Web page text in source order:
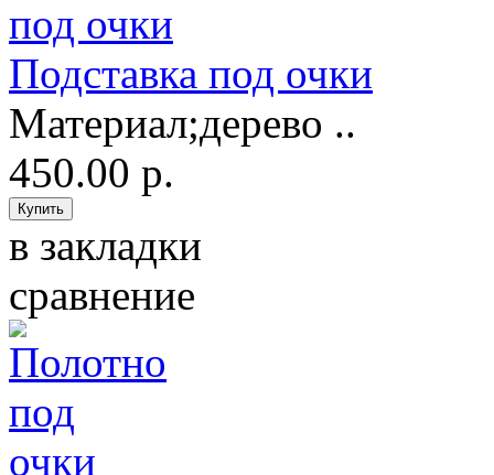
Подставка под очки
Материал;дерево ..
450.00 р.
в закладки
сравнение